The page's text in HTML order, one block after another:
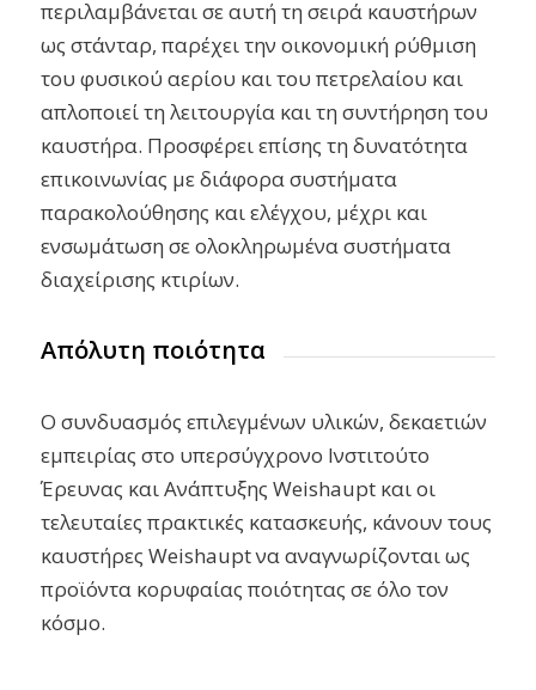
περιλαμβάνεται σε αυτή τη σειρά καυστήρων
ως στάνταρ, παρέχει την οικονομική ρύθμιση
του φυσικού αερίου και του πετρελαίου και
απλοποιεί τη λειτουργία και τη συντήρηση του
καυστήρα. Προσφέρει επίσης τη δυνατότητα
επικοινωνίας με διάφορα συστήματα
παρακολούθησης και ελέγχου, μέχρι και
ενσωμάτωση σε ολοκληρωμένα συστήματα
διαχείρισης κτιρίων.
Απόλυτη ποιότητα
Ο συνδυασμός επιλεγμένων υλικών, δεκαετιών
εμπειρίας στο υπερσύγχρονο Ινστιτούτο
Έρευνας και Ανάπτυξης Weishaupt και οι
τελευταίες πρακτικές κατασκευής, κάνουν τους
καυστήρες Weishaupt να αναγνωρίζονται ως
προϊόντα κορυφαίας ποιότητας σε όλο τον
κόσμο.